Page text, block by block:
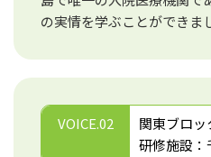
の実情を学ぶことができま
VOICE.02
関東ブロ
研修施設